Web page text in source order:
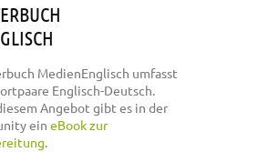
MedienEnglisch umfasst
Englisch-Deutsch.
Angebot gibt es in der
ein eBook zur
.